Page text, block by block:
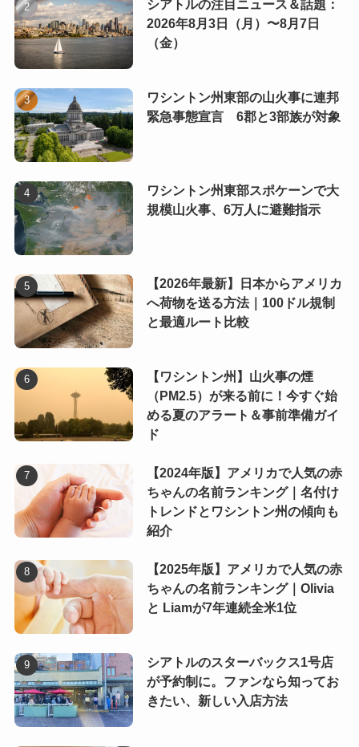
シアトルの注目ニュース＆話題：
2026年8月3日（月）〜8月7日
（金）
ワシントン州東部の山火事に連邦
緊急事態宣言 6郡と3部族が対象
ワシントン州東部スポケーンで大
規模山火事、6万人に避難指示
【2026年最新】日本からアメリカ
へ荷物を送る方法｜100ドル規制
と最適ルート比較
【ワシントン州】山火事の煙
（PM2.5）が来る前に！今すぐ始
める夏のアラート＆事前準備ガイ
ド
【2024年版】アメリカで人気の赤
ちゃんの名前ランキング｜名付け
トレンドとワシントン州の傾向も
紹介
【2025年版】アメリカで人気の赤
ちゃんの名前ランキング｜Olivia
と Liamが7年連続全米1位
シアトルのスターバックス1号店
が予約制に。ファンなら知ってお
きたい、新しい入店方法